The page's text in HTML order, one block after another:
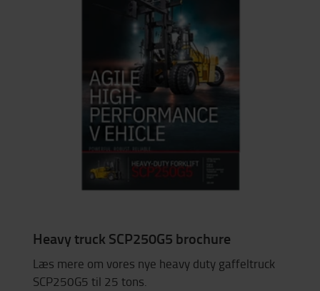
Heavy truck SCP250G5 brochure
Læs mere om vores nye heavy duty gaffeltruck
SCP250G5 til 25 tons.